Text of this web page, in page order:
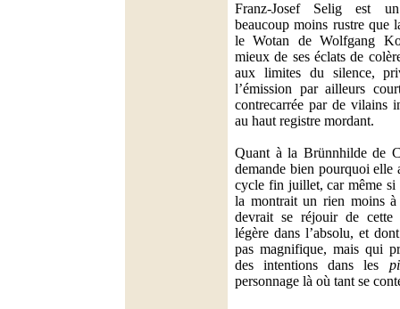
Franz-Josef Selig est
beaucoup moins rustre que
le Wotan de Wolfgang
mieux de ses éclats de
aux limites du silence,
l’émission par ailleurs
contrecarrée par de vilains
au haut registre mordant.
Quant à la Brünnhilde de
demande bien pourquoi elle
cycle fin juillet, car même si
la montrait un rien moins
devrait se réjouir de
légère dans l’absolu, et
pas magnifique, mais qui
des intentions dans les
personnage là où tant se